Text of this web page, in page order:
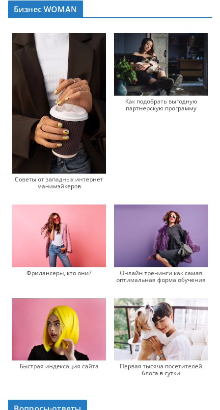
Бизнес WOMAN
Советы от западных интернет
манимэйкеров
Как подобрать выгодную
партнерскую программу
Фрилансеры, кто они?
Онлайн тренинги как самая
оптимальная форма обучения
Быстрая индексация сайта
Первая тысяча посетителей
блога в сутки